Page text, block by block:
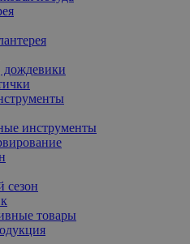
дождевики
инструменты
сезон
товары